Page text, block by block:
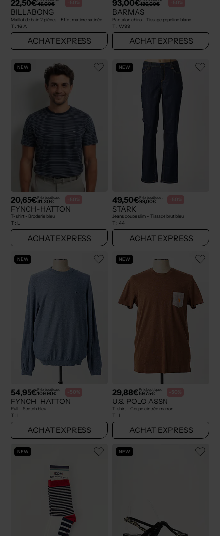
22,50€45,00€ -50%
BILLABONG
T : 16 A
ACHAT EXPRESS
93,00€186,00€ -50%
BARMAS
Pantalon chino - Tissage popeline blanc
T : W33
ACHAT EXPRESS
NEW
20,65€Prix boutique :
41,30€ -50%
FYNCH-HATTON
T-shirt - Broderie bleu
T : L
ACHAT EXPRESS
NEW
49,50€Prix boutique :
99,00€ -50%
STARK
Jeans coupe slim - Tissage brut bleu
T : 44
ACHAT EXPRESS
NEW
54,95€Prix boutique :
109,90€ -50%
FYNCH-HATTON
Pull - Stretch bleu
T : L
ACHAT EXPRESS
NEW
29,88€Prix boutique :
59,75€ -50%
U.S. POLO ASSN
T-shirt - Coupe cintrée marron
T : L
ACHAT EXPRESS
NEW NEW